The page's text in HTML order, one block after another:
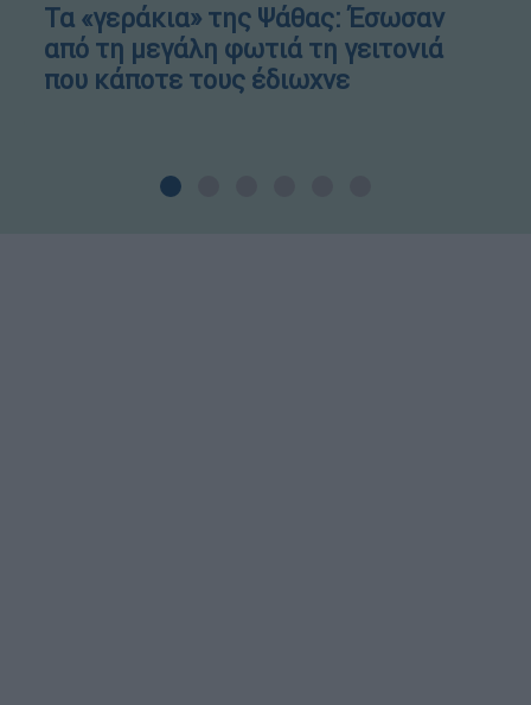
Τα «γεράκια» της Ψάθας: Έσωσαν
από τη μεγάλη φωτιά τη γειτονιά
που κάποτε τους έδιωχνε